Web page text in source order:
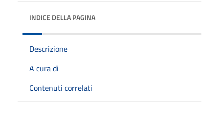
INDICE DELLA PAGINA
Descrizione
A cura di
Contenuti correlati